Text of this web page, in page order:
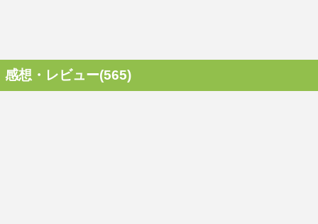
感想・レビュー(565)